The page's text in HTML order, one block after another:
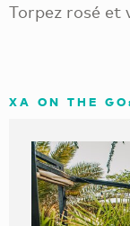
Torpez rosé et
XA ON THE